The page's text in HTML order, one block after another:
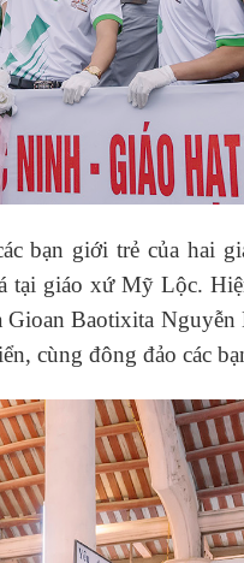
bạn giới trẻ của hai
tại giáo xứ Mỹ Lộc.
Gioan Baotixita
cùng đông đảo các